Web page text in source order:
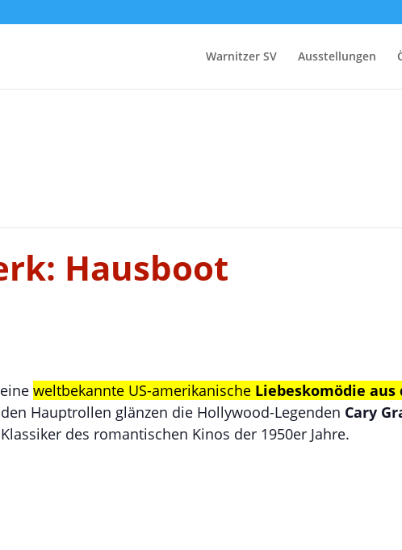
Warnitzer SV Ausstellungen
Hausboot
weltbekannte US-amerikanische Liebeskomödie aus
Hauptrollen glänzen die Hollywood-Legenden Cary
des romantischen Kinos der 1950er Jahre.